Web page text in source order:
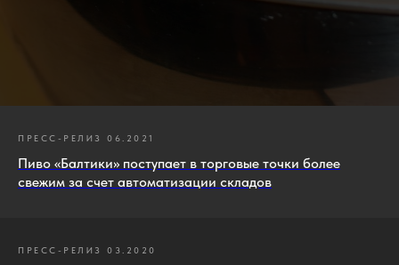
ПРЕСС-РЕЛИЗ 06.2021
Пиво «Балтики» поступает в торговые точки более
свежим за счет автоматизации складов
ПРЕСС-РЕЛИЗ 03.2020